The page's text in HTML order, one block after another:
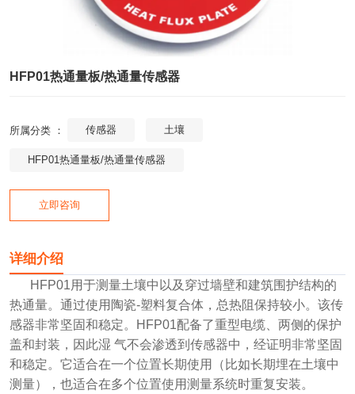
HFP01热通量板/热通量传感器
所属分类 ： 传感器 土壤
HFP01热通量板/热通量传感器
立即咨询
详细介绍
HFP01用于测量土壤中以及穿过墙壁和建筑围护结构的
热通量。通过使用陶瓷-塑料复合体，总热阻保持较小。该传
感器非常坚固和稳定。HFP01配备了重型电缆、两侧的保护
盖和封装，因此湿 气不会渗透到传感器中，经证明非常坚固
和稳定。它适合在一个位置长期使用（比如长期埋在土壤中
测量），也适合在多个位置使用测量系统时重复安装。